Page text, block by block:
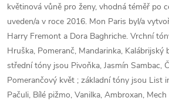
květinová vůně pro ženy, vhodná téměř po
uveden/a v roce 2016. Mon Paris byl/a
Harry Fremont a Dora Baghriche. Vrchní
Hruška, Pomeranč, Mandarinka, Kalábrijský
střední tóny jsou Pivoňka, Jasmín Sambac,
Pomerančový květ ; základní tóny jsou List
Pačuli, Bílé pižmo, Vanilka, Ambroxan, Mech